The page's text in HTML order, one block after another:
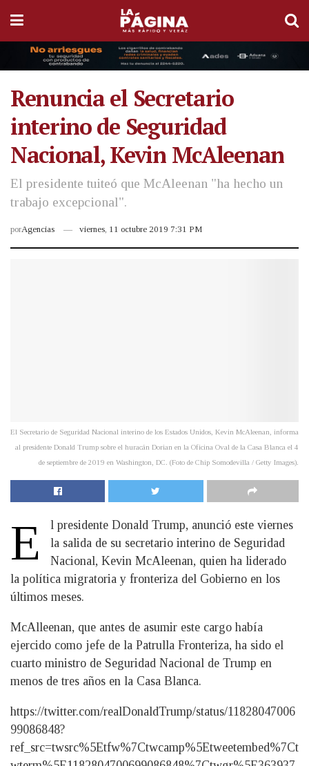
Renuncia el Secretario
interino de Seguridad
Nacional, Kevin McAleenan
El presidente tuiteó que McAleenan "ha hecho un
trabajo excepcional".
porAgencias viernes, 11 octubre 2019 7:31 PM
El Secretario de Seguridad Nacional interino de los Estados Unidos, Kevin McAleenan, informa
al presidente Donald Trump sobre el huracán Dorian en la Oficina Oval de la Casa Blanca el 4
de septiembre de 2019 en Washington, DC. (Foto de Chip Somodevilla / Getty Images).
E
l presidente Donald Trump, anunció este viernes
la salida de su secretario interino de Seguridad
Nacional, Kevin McAleenan, quien ha liderado
la política migratoria y fronteriza del Gobierno en los
últimos meses.
McAlleenan, que antes de asumir este cargo había
ejercido como jefe de la Patrulla Fronteriza, ha sido el
cuarto ministro de Seguridad Nacional de Trump en
menos de tres años en la Casa Blanca.
https://twitter.com/realDonaldTrump/status/11828047006
99086848?
ref_src=twsrc%5Etfw%7Ctwcamp%5Etweetembed%7Ct